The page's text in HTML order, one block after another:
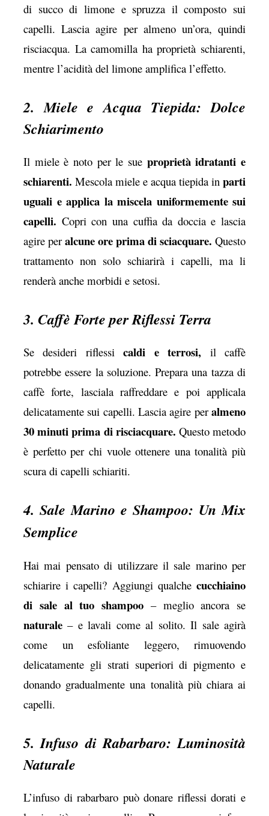
di succo di limone e spruzza il composto sui
capelli. Lascia agire per almeno un’ora, quindi
risciacqua. La camomilla ha proprietà schiarenti,
mentre l’acidità del limone amplifica l’effetto.
2. Miele e Acqua Tiepida: Dolce
Schiarimento
Il miele è noto per le sue proprietà idratanti e
schiarenti. Mescola miele e acqua tiepida in parti
uguali e applica la miscela uniformemente sui
capelli. Copri con una cuffia da doccia e lascia
agire per alcune ore prima di sciacquare. Questo
trattamento non solo schiarirà i capelli, ma li
renderà anche morbidi e setosi.
3. Caffè Forte per Riflessi Terra
Se desideri riflessicaldi e terrosi, il caffè
potrebbe essere la soluzione. Prepara una tazza di
caffè forte, lasciala raffreddare e poi applicala
delicatamente sui capelli. Lascia agire per almeno
30 minuti prima di risciacquare. Questo metodo
è perfetto per chi vuole ottenere una tonalità più
scura di capelli schiariti.
4. Sale Marino e Shampoo: Un Mix
Semplice
Hai mai pensato di utilizzare il sale marino per
schiarire i capelli? Aggiungi qualche cucchiaino
di sale al tuo shampoo – meglio ancora se
naturale – e lavali come al solito. Il sale agirà
come un esfoliante leggero, rimuovendo
delicatamente gli strati superiori di pigmento e
donando gradualmente una tonalità più chiara ai
capelli.
5. Infuso di Rabarbaro: Luminosità
Naturale
L’infuso di rabarbaro può donare riflessi dorati e